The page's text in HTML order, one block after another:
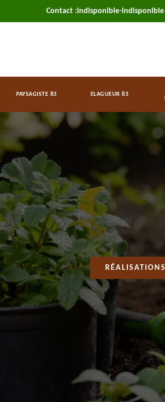
Contact :indisponible-indisponible
PAYSAGISTE 83 ELAGUEUR 83
RÉALISATIONS